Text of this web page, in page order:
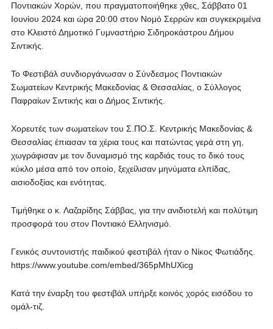
Ποντιακών Χορών, που πραγματοποιήθηκε χθες, Σάββατο 01
Ιουνίου 2024 και ώρα 20:00 στον Νομό Σερρών και συγκεκριμένα
στο Κλειστό Δημοτικό Γυμναστήριο Σιδηροκάστρου Δήμου
Σιντικής.
Το Φεστιβάλ συνδιοργάνωσαν ο Σύνδεσμος Ποντιακών
Σωματείων Κεντρικής Μακεδονίας & Θεσσαλίας, ο Σύλλογος
Παφραίων Σιντικής και ο Δήμος Σιντικής.
Χορευτές των σωματείων του Σ.ΠΟ.Σ. Κεντρικής Μακεδονίας &
Θεσσαλίας έπιασαν τα χέρια τους και πατώντας γερά στη γη,
χωγράφισαν με τον δυναμισμό της καρδιάς τους το δικό τους
κύκλο μέσα από τον οποίο, ξεχείλισαν μηνύματα ελπίδας,
αισιοδοξίας και ενότητας.
Τιμήθηκε ο κ. Λαζαρίδης Σάββας, για την ανιδιοτελή και πολύτιμη
προσφορά του στον Ποντιακό Ελληνισμό.
Γενικός συντονιστής παιδικού φεστιβάλ ήταν ο Νίκος Φωτιάδης.
https://www.youtube.com/embed/365pMhUXicg
Κατά την έναρξη του φεστιβάλ υπήρξε κοινός χορός εισόδου το
ομάλ-τιζ.